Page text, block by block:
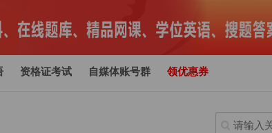
资格证考试 自媒体账号群 领优惠券